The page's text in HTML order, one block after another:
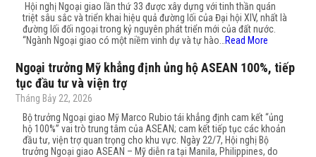
Hội nghị Ngoại giao lần thứ 33 được xây dựng với tinh thần quán
triệt sâu sắc và triển khai hiệu quả đường lối của Đại hội XIV, nhất là
đường lối đối ngoại trong kỷ nguyên phát triển mới của đất nước.
“Ngành Ngoại giao có một niềm vinh dự và tự hào… Read More
Ngoại trưởng Mỹ khẳng định ủng hộ ASEAN 100%, tiếp
tục đầu tư và viện trợ
Tháng Bảy 22, 2026
Bộ trưởng Ngoại giao Mỹ Marco Rubio tái khẳng định cam kết “ủng
hộ 100%” vai trò trung tâm của ASEAN; cam kết tiếp tục các khoản
đầu tư, viện trợ quan trọng cho khu vực. Ngày 22/7, Hội nghị Bộ
trưởng Ngoại giao ASEAN – Mỹ diễn ra tại Manila, Philippines, do